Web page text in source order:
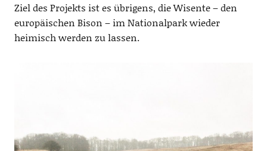
Ziel des Projekts ist es übrigens, die Wisente – den
europäischen Bison – im Nationalpark wieder
heimisch werden zu lassen.